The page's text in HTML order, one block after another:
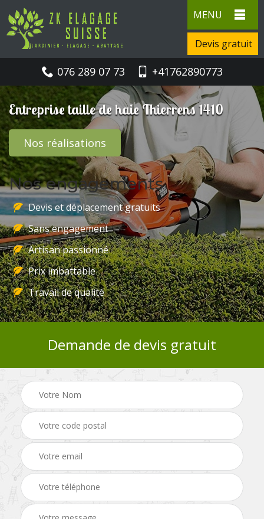
MENU
Devis gratuit
076 289 07 73 +41762890773
Entreprise taille de haie Thierrens 1410
Nos réalisations
Nos engagements
Devis et déplacement gratuits
Sans engagement
Artisan passionné
Prix imbattable
Travail de qualité
Demande de devis gratuit